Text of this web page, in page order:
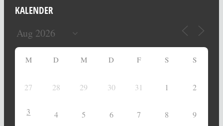
KALENDER
M D M D F S S
27 28 29 30 31 1 2
3 4 5 6 7 8 9